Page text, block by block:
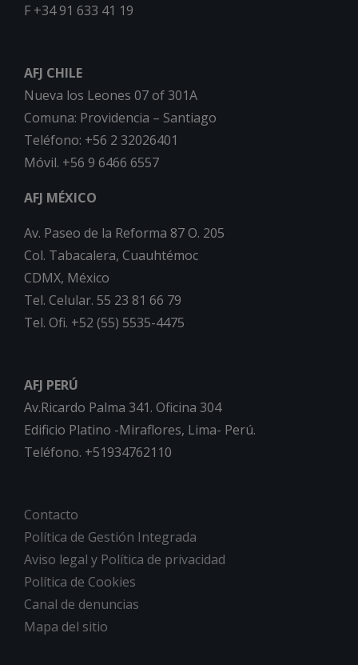
F +34 91 633 41 19
AFJ CHILE
Nueva los Leones 07 of 301A
Comuna: Providencia – Santiago
Teléfono: +56 2 32026401
Móvil. +56 9 6466 6557
AFJ MÉXICO
Av. Paseo de la Reforma 87 O. 205
Col. Tabacalera, Cuauhtémoc
CDMX, México
Tel. Celular. 55 23 81 66 79
Tel. Ofi. +52 (55) 5535-4475
AFJ PERÚ
Av.Ricardo Palma 341. Oficina 304
Edificio Platino -Miraflores, Lima- Perú.
Teléfono. +51934762110
Contacto
Política de Gestión Integrada
Aviso legal y Política de privacidad
Política de Cookies
Canal de denuncias
Mapa del sitio